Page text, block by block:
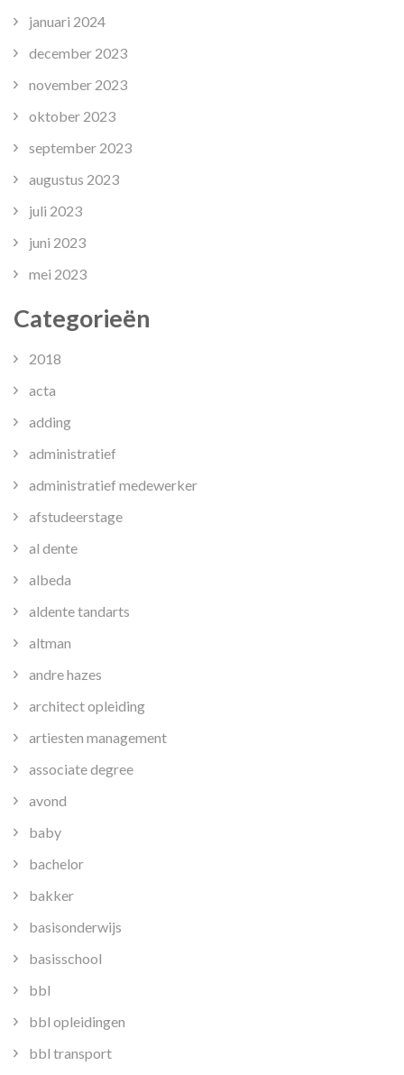
januari 2024
december 2023
november 2023
oktober 2023
september 2023
augustus 2023
juli 2023
juni 2023
mei 2023
Categorieën
2018
acta
adding
administratief
administratief medewerker
afstudeerstage
al dente
albeda
aldente tandarts
altman
andre hazes
architect opleiding
artiesten management
associate degree
avond
baby
bachelor
bakker
basisonderwijs
basisschool
bbl
bbl opleidingen
bbl transport